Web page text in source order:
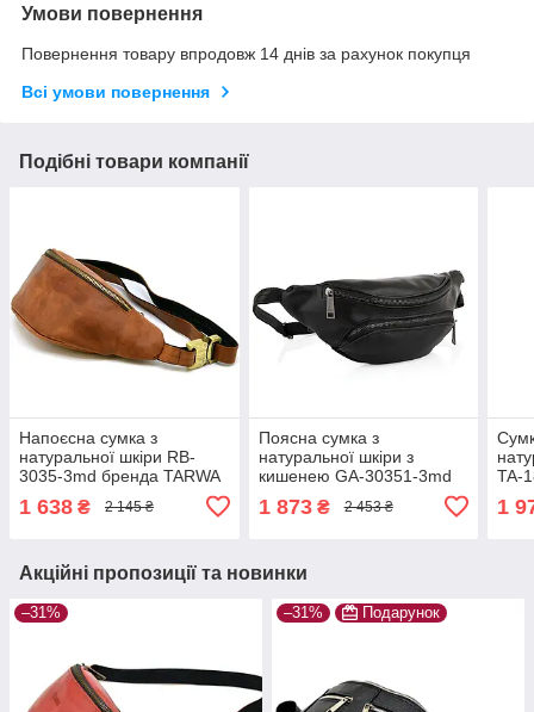
Умови повернення
Повернення товару впродовж 14 днів за рахунок покупця
Всі умови повернення
Подібні товари компанії
Напоєсна сумка з
натуральної шкіри RB-
3035-3md бренда TARWA
1 638 ₴ 2 145 ₴
Поясна сумка з
натуральної шкіри з
кишенею GA-30351-3md
1 873₴ 2 453 ₴
TA-
1
Акційні пропозиції та новинки
–31% –31% Подарунок